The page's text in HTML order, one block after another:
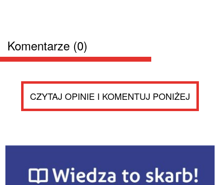
Komentarze (0)
CZYTAJ OPINIE I KOMENTUJ PONIŻEJ